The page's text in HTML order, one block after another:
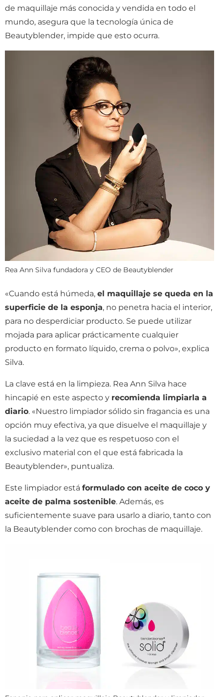
de maquillaje más conocida y vendida en todo el
mundo, asegura que la tecnología única de
Beautyblender, impide que esto ocurra.
Rea Ann Silva fundadora y CEO de Beautyblender
«Cuando está húmeda, el maquillaje se queda en la
superficie de la esponja, no penetra hacia el interior,
para no desperdiciar producto. Se puede utilizar
mojada para aplicar prácticamente cualquier
producto en formato líquido, crema o polvo», explica
Silva.
La clave está en la limpieza. Rea Ann Silva hace
hincapié en este aspecto y recomienda limpiarla a
diario. «Nuestro limpiador sólido sin fragancia es una
opción muy efectiva, ya que disuelve el maquillaje y
la suciedad a la vez que es respetuoso con el
exclusivo material con el que está fabricada la
Beautyblender», puntualiza.
Este limpiador está formulado con aceite de coco y
aceite de palma sostenible. Además, es
suficientemente suave para usarlo a diario, tanto con
la Beautyblender como con brochas de maquillaje.